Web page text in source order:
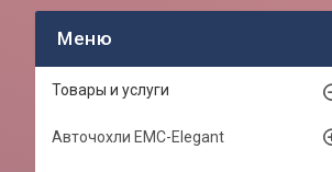
Товары и услуги
Авточохли EMC-Elegant